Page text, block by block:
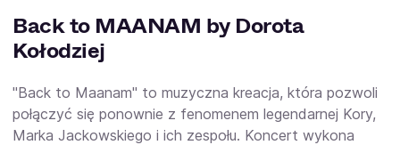
Back to MAANAM by Dorota
Kołodziej
"Back to Maanam" to muzyczna kreacja, która pozwoli
połączyć się ponownie z fenomenem legendarnej Kory,
Marka Jackowskiego i ich zespołu. Koncert wykona